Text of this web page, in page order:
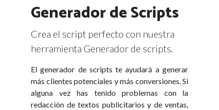
Generador de Scripts
Crea el script perfecto con nuestra
herramienta Generador de scripts.
El generador de scripts te ayudará a generar
más clientes potenciales y más conversiones. Si
alguna vez has tenido problemas con la
redacción de textos publicitarios y de ventas,